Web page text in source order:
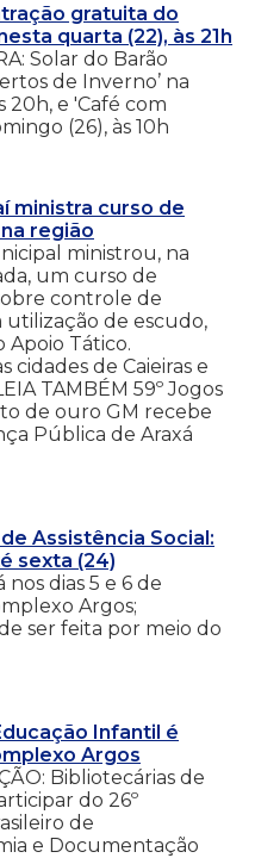
gratuita do
quarta (22), às 21h
Solar do Barão
de Inverno’ na
20h, e 'Café com
(26), às 10h
ministra curso de
região
ministrou, na
um curso de
controle de
de escudo,
Tático.
cidades de Caieiras e
TAMBÉM 59º Jogos
de ouro GM recebe
Pública de Araxá
Assistência Social:
sexta (24)
dias 5 e 6 de
Argos;
ser feita por meio do
Infantil é
Argos
Bibliotecárias de
do 26º
de
e Documentação